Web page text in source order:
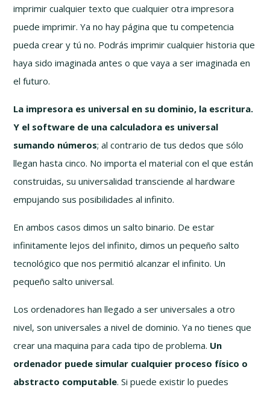
imprimir cualquier texto que cualquier otra impresora
puede imprimir. Ya no hay página que tu competencia
pueda crear y tú no. Podrás imprimir cualquier historia que
haya sido imaginada antes o que vaya a ser imaginada en
el futuro.
La impresora es universal en su dominio, la escritura.
Y el software de una calculadora es universal
sumando números; al contrario de tus dedos que sólo
llegan hasta cinco. No importa el material con el que están
construidas, su universalidad transciende al hardware
empujando sus posibilidades al infinito.
En ambos casos dimos un salto binario. De estar
infinitamente lejos del infinito, dimos un pequeño salto
tecnológico que nos permitió alcanzar el infinito. Un
pequeño salto universal.
Los ordenadores han llegado a ser universales a otro
nivel, son universales a nivel de dominio. Ya no tienes que
crear una maquina para cada tipo de problema. Un
ordenador puede simular cualquier proceso físico o
abstracto computable. Si puede existir lo puedes